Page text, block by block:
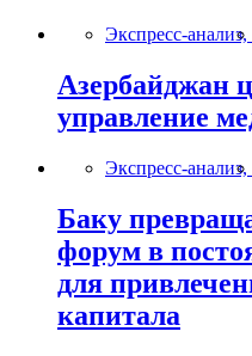
Экспресс-анализ,
Азербайджан
управление
Экспресс-анализ,
Баку
форум в
для
капитала